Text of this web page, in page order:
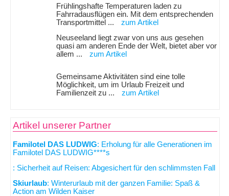
Frühlingshafte Temperaturen laden zu
Fahrradausflügen ein. Mit dem entsprechenden
Transportmittel ...
zum Artikel
Neuseeland liegt zwar von uns aus gesehen
quasi am anderen Ende der Welt, bietet aber vor
allem ...
zum Artikel
Gemeinsame Aktivitäten sind eine tolle
Möglichkeit, um im Urlaub Freizeit und
Familienzeit zu ...
zum Artikel
Artikel unserer Partner
Familotel DAS LUDWIG: Erholung für alle Generationen im
Familotel DAS LUDWIG****s
: Sicherheit auf Reisen: Abgesichert für den schlimmsten Fall
Skiurlaub: Winterurlaub mit der ganzen Familie: Spaß &
Action am Wilden Kaiser